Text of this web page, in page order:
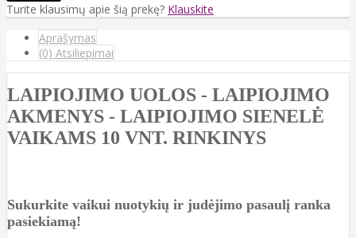
Turite klausimų apie šią prekę? Klauskite
Aprašymas
(0) Atsiliepimai
LAIPIOJIMO UOLOS - LAIPIOJIMO
AKMENYS - LAIPIOJIMO SIENELĖ
VAIKAMS 10 VNT. RINKINYS
Sukurkite vaikui nuotykių ir judėjimo pasaulį ranka
pasiekiamą!